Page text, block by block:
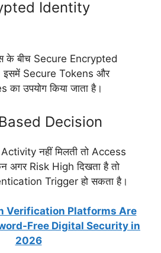
Identity
के बीच Secure Encrypted
इसमें Secure Tokens और
उपयोग किया जाता है।
Decision
नहीं मिलती तो Access
अगर Risk High दिखता है तो
Trigger हो सकता है।
Verification Platforms Are
Free Digital Security in
2026